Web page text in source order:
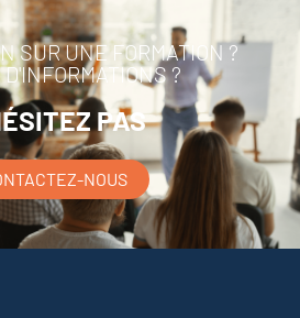
SUR UNE FORMATION ?
?
PAS
NOUS